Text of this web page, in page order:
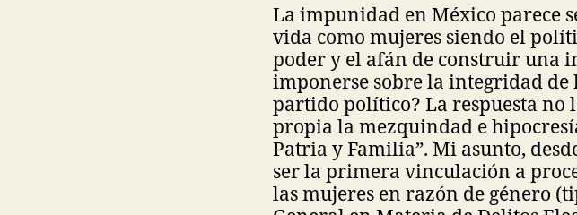
La impunidad en México parece
vida como mujeres siendo el
poder y el afán de construir una
imponerse sobre la integridad
partido político? La respuesta no
propia la mezquindad e
Patria y Familia”. Mi asunto,
ser la primera vinculación a
las mujeres en razón de género